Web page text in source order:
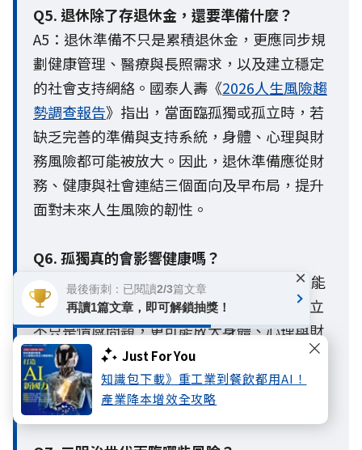
Just For You
知識包下載》重工業到餐飲都用AI！
產業降本增效全攻略
Q5. 退休除了存退休金，還要準備什麼？
A5：退休準備不只是累積退休金，更應同步規
劃健康管理、醫療與長照需求，以及建立穩定
的社會支持網絡。國泰人壽《2026人生風險趨
勢調查報告》指出，當面臨孤獨或孤立時，若
缺乏完善的準備與支持系統，身體、心理與財
務風險都可能被放大。因此，退休準備應從財
務、健康與社會連結三個面向及早布局，提升
面對未來人生風險的韌性。
Q6. 孤獨真的會影響健康嗎？
A6：會，長期孤獨可能影響心理健康，也可能
進一步影響身體健康與生活品質。孤獨與孤立
不只是情感問題，更可能放大身體、心理與財
務等人生風險，因此除了健康管理與退休準備
外，建立穩定的社會支持網絡，也是降低風險
的重要一環。
最後衝刺：已閱讀2/3篇文章
再讀1篇文章，即可解鎖抽獎！
×